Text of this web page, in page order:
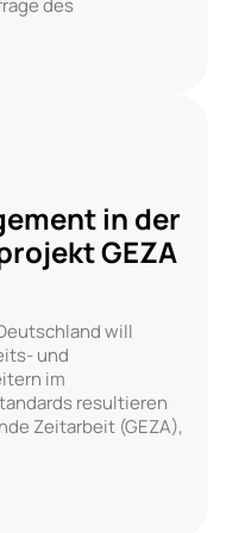
in der
GEZA
will
und
im
resultieren
Zeitarbeit (GEZA),